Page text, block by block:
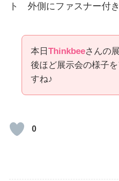
ト 外側にファスナー付
本日 Thinkbeeさんの
後ほど展示会の様子
すね♪
0